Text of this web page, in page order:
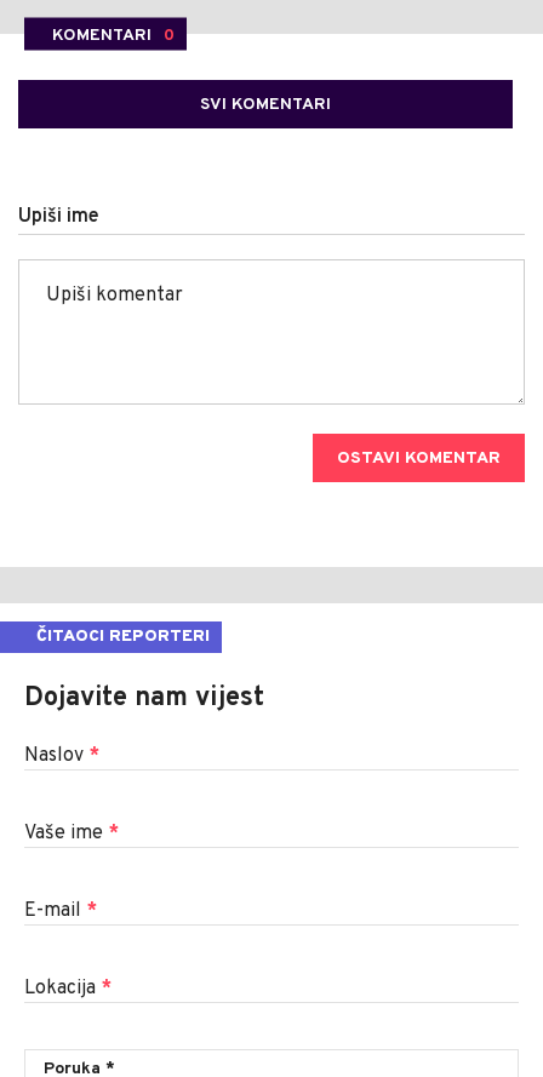
KOMENTARI 0
SVI KOMENTARI
Upiši ime
OSTAVI KOMENTAR
ČITAOCI REPORTERI
Dojavite nam vijest
Naslov *
Vaše ime *
E-mail *
Lokacija *